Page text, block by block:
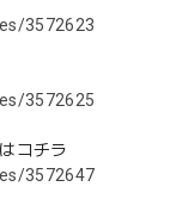
3572623
3572625
コチラ
3572647